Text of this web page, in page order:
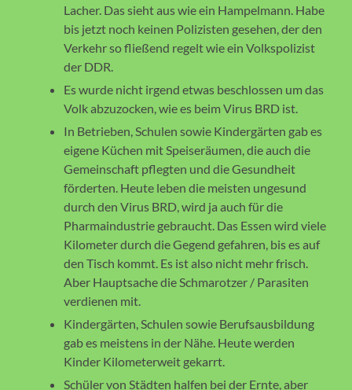
Lacher. Das sieht aus wie ein Hampelmann. Habe
bis jetzt noch keinen Polizisten gesehen, der den
Verkehr so fließend regelt wie ein Volkspolizist
der DDR.
Es wurde nicht irgend etwas beschlossen um das
Volk abzuzocken, wie es beim Virus BRD ist.
In Betrieben, Schulen sowie Kindergärten gab es
eigene Küchen mit Speiseräumen, die auch die
Gemeinschaft pflegten und die Gesundheit
förderten. Heute leben die meisten ungesund
durch den Virus BRD, wird ja auch für die
Pharmaindustrie gebraucht. Das Essen wird viele
Kilometer durch die Gegend gefahren, bis es auf
den Tisch kommt. Es ist also nicht mehr frisch.
Aber Hauptsache die Schmarotzer / Parasiten
verdienen mit.
Kindergärten, Schulen sowie Berufsausbildung
gab es meistens in der Nähe. Heute werden
Kinder Kilometerweit gekarrt.
Schüler von Städten halfen bei der Ernte, aber